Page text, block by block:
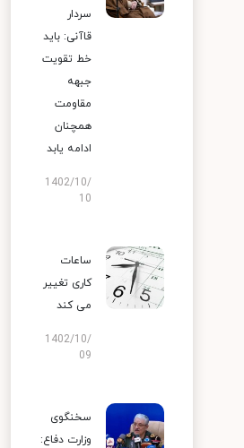
سردار
قاآنی: باید
خط تقویت
جبهه
مقاومت
همچنان
ادامه یابد
1402/10/
10
ساعات
کاری تغییر
می‌ کند
1402/10/
09
سخنگوی
وزارت دفاع: